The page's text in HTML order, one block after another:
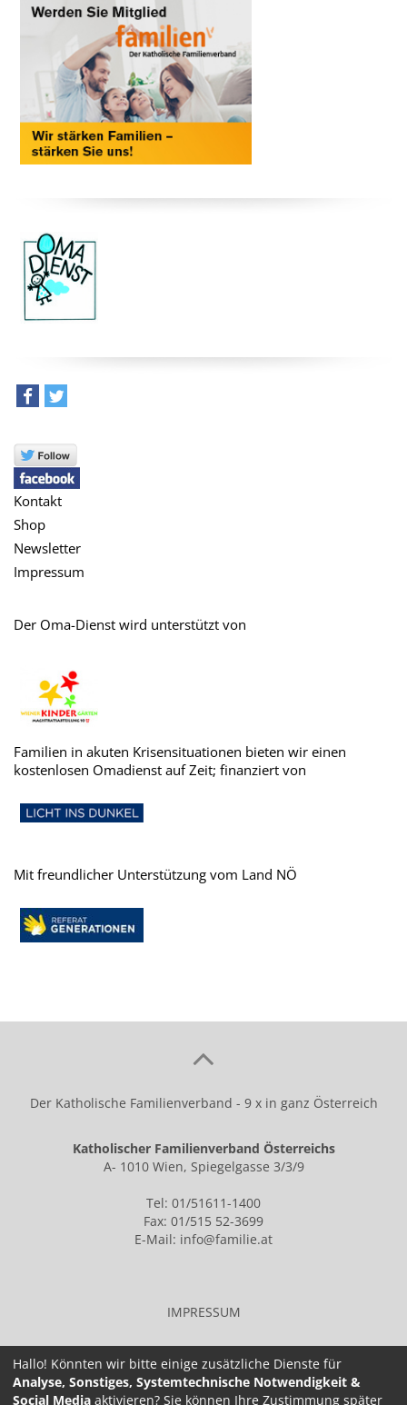
Kontakt
Shop
Newsletter
Impressum
Der Oma-Dienst wird unterstützt von
Familien in akuten Krisensituationen bieten wir einen
kostenlosen Omadienst auf Zeit; finanziert von
Mit freundlicher Unterstützung vom Land NÖ
Der Katholische Familienverband - 9 x in ganz Österreich
Katholischer Familienverband Österreichs
A- 1010 Wien, Spiegelgasse 3/3/9
Tel: 01/51611-1400
Fax: 01/515 52-3699
E-Mail: info@familie.at
IMPRESSUM
Hallo! Könnten wir bitte einige zusätzliche Dienste für
Analyse, Sonstiges, Systemtechnische Notwendigkeit &
Social Media aktivieren? Sie können Ihre Zustimmung später